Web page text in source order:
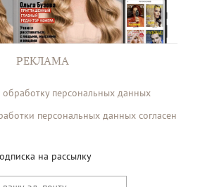
РЕКЛАМА
обработку персональных данных
персональных данных согласен
на рассылку